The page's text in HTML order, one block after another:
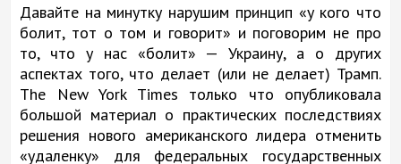
Давайте на минутку нарушим принцип «у кого что
болит, тот о том и говорит» и поговорим не про
то, что у нас «болит» — Украину, а о других
аспектах того, что делает (или не делает) Трамп.
The New York Times только что опубликовала
большой материал о практических последствиях
решения нового американского лидера отменить
«удаленку» для федеральных государственных